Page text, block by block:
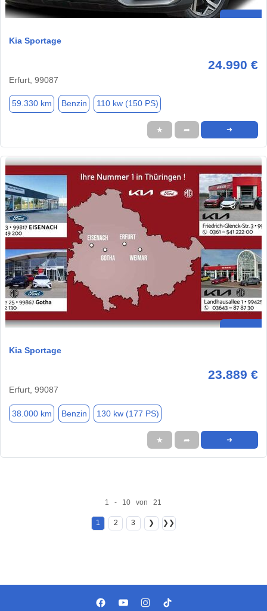
Kia Sportage
24.990 €
Erfurt, 99087
59.330 km Benzin 110 kw (150 PS)
★ ➦ ➜
Kia Sportage
23.889 €
Erfurt, 99087
38.000 km Benzin 130 kw (177 PS)
★ ➦ ➜
1 - 10 von 21
1 2 3 ❯ ❯❯